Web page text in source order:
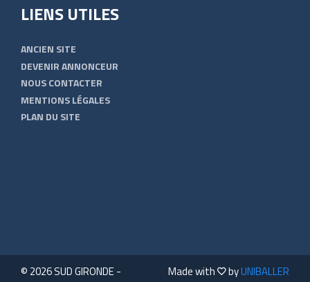
LIENS UTILES
ANCIEN SITE
DEVENIR ANNONCEUR
NOUS CONTACTER
MENTIONS LÉGALES
PLAN DU SITE
© 2026 SUD GIRONDE -
Made with byUNIBALLER